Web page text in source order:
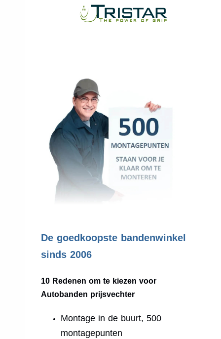
De goedkoopste bandenwinkel
sinds 2006
10 Redenen om te kiezen voor
Autobanden prijsvechter
Montage in de buurt, 500
montagepunten